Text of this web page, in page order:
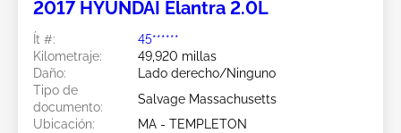
2017 HYUNDAI Elantra 2.0L
Ít #:
45******
Kilometraje:
49,920 millas
Daño:
Lado derecho/Ninguno
Tipo de
documento:
Salvage Massachusetts
Ubicación:
MA - TEMPLETON